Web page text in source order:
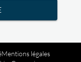
Mentions légales